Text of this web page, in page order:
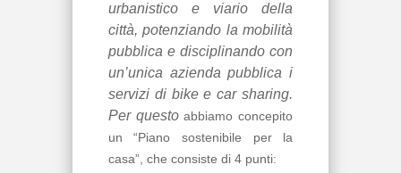
urbanistico e viario della
città, potenziando la mobilità
pubblica e disciplinando con
un’unica azienda pubblica i
servizi di bike e car sharing.
Per questoabbiamo concepito
un “Piano sostenibile per la
casa”, che consiste di 4 punti: